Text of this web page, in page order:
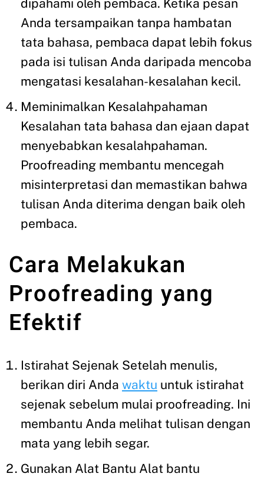
dipahami oleh pembaca. Ketika pesan
Anda tersampaikan tanpa hambatan
tata bahasa, pembaca dapat lebih fokus
pada isi tulisan Anda daripada mencoba
mengatasi kesalahan-kesalahan kecil.
Meminimalkan Kesalahpahaman
Kesalahan tata bahasa dan ejaan dapat
menyebabkan kesalahpahaman.
Proofreading membantu mencegah
misinterpretasi dan memastikan bahwa
tulisan Anda diterima dengan baik oleh
pembaca.
Cara Melakukan
Proofreading yang
Efektif
Istirahat Sejenak Setelah menulis,
berikan diri Anda waktu untuk istirahat
sejenak sebelum mulai proofreading. Ini
membantu Anda melihat tulisan dengan
mata yang lebih segar.
Gunakan Alat Bantu Alat bantu